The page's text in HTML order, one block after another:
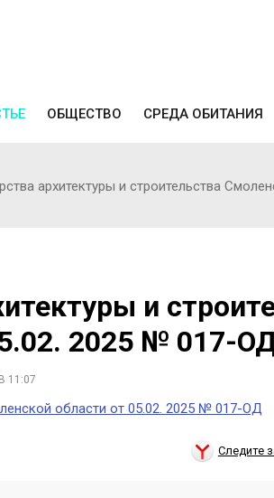
ОБЩЕСТВО СРЕДА ОБИТАНИЯ
архитектуры и строительства
и
2025 № 017-
11:07
области от 05.02. 2025 № 017-ОД
Следите